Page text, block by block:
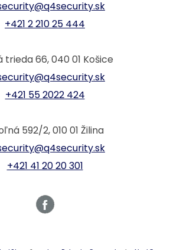
+421 2 210 25 444
trieda 66, 040 01 Košice
+421 55 2022 424
592/2, 010 01 Žilina
+421 41 20 20 301